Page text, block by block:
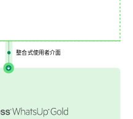
整合式使用者介面